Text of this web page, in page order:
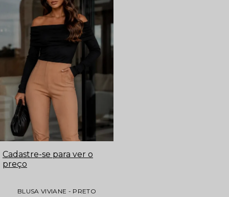
BLUSA VIVIANE - PRETO
Cadastre-se para ver o
preço